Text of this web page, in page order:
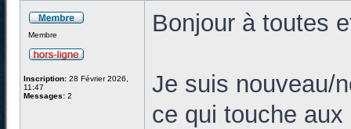
Membre
Inscription: 28 Février 2026,
11:47
Messages: 2
Bonjour à toutes
Je suis nouveau/
ce qui touche